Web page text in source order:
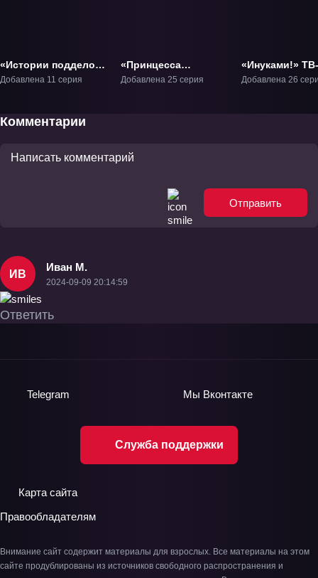
«Истории подделок»
ТВ-2
Добавлена 11 серия
«Принцесса
чудовищ» ТВ-1
Добавлена 25 серия
«Инуками!»
Добавлена 26
Комментарии
Отправить
ИВ
Иван М.
2024-09-09 20:14:59
Ответить
Служба поддержки
Telegram Мы Вконтакте
Карта сайта
Правообладателям
Внимание сайт содержит материалы для взрослых. Все материалы на этом
сайте продублированы из источников свободного распространения и